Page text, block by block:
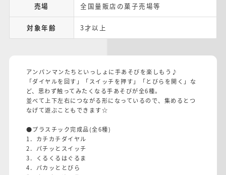
売場 全国量販店の菓子売場等
対象年齢 3才以上
アンパンマンたちといっしょに手あそびを楽しもう♪
「ダイヤルを回す」「スイッチを押す」「とびらを開く」な
ど、思わず触ってみたくなる手あそびが全6種。
並べて上下左右につながる形になっているので、集めるとつ
なげて遊ぶこともできます☆
●プラスチック完成品(全6種)
1．カチカチダイヤル
2．パチッとスイッチ
3．くるくるはぐるま
4．パカッととびら